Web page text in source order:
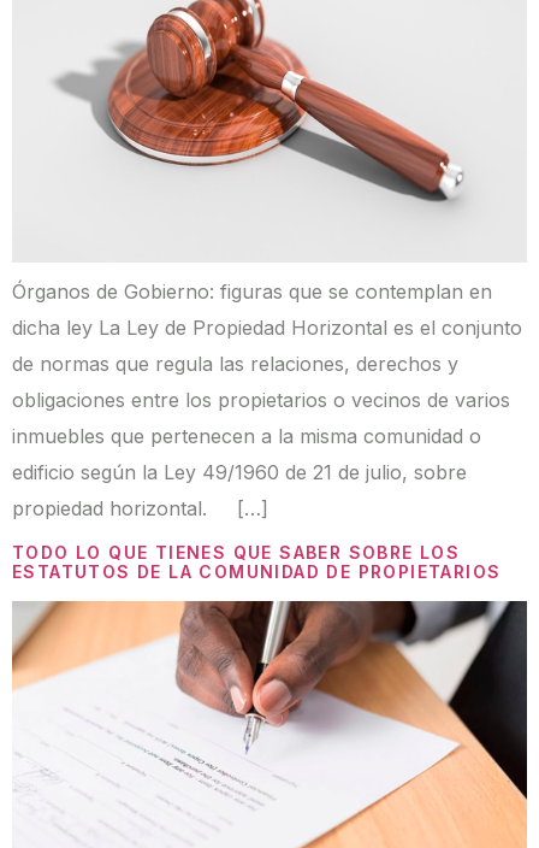
Órganos de Gobierno: figuras que se contemplan en
dicha ley La Ley de Propiedad Horizontal es el conjunto
de normas que regula las relaciones, derechos y
obligaciones entre los propietarios o vecinos de varios
inmuebles que pertenecen a la misma comunidad o
edificio según la Ley 49/1960 de 21 de julio, sobre
propiedad horizontal. […]
TODO LO QUE TIENES QUE SABER SOBRE LOS
ESTATUTOS DE LA COMUNIDAD DE PROPIETARIOS